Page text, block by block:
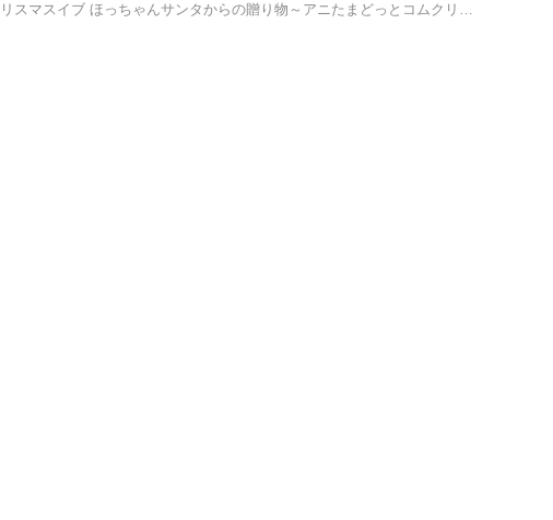
スマスイブ ほっちゃんサンタからの贈り物～アニたまどっとコムクリ…